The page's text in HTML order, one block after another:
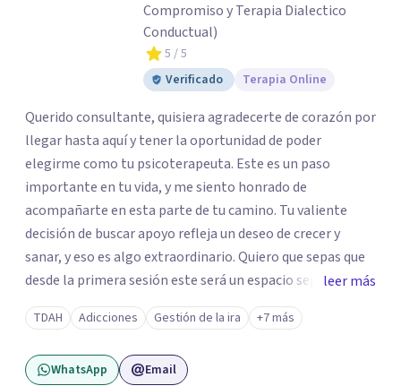
Compromiso y Terapia Dialectico
Conductual)
5 / 5
Verificado
Terapia Online
Querido consultante, quisiera agradecerte de corazón por
llegar hasta aquí y tener la oportunidad de poder
elegirme como tu psicoterapeuta. Este es un paso
importante en tu vida, y me siento honrado de
acompañarte en esta parte de tu camino. Tu valiente
decisión de buscar apoyo refleja un deseo de crecer y
sanar, y eso es algo extraordinario. Quiero que sepas que
desde la primera sesión este será un espacio seguro
donde podrás expresar lo que sientes y piensas sin juicio.
Sabes que cada persona es única y va a su propio ritmo,
como tal valoraré tu tiempo, espacio y decisión de
compartir tu historia conmigo. Estaré aquí para
leer más
TDAH Adicciones Gestión de la ira +7 más
WhatsApp Email